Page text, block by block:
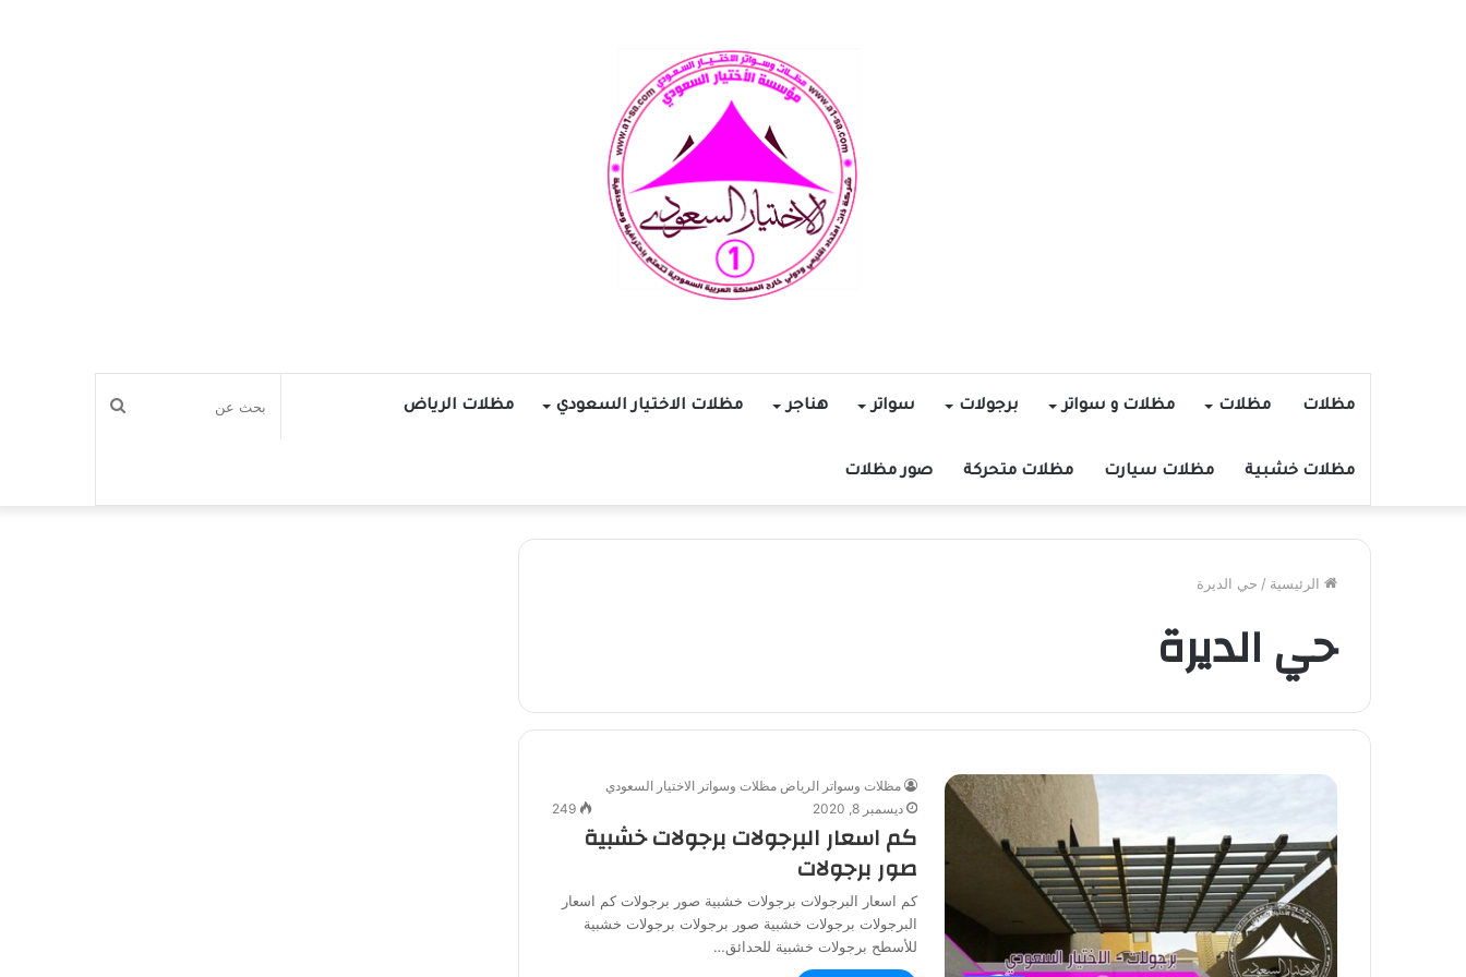
مظلات مظلات مظلات و سواتر برجولات سواتر هناجر مظلات الاختيار السعودي مظلات الرياض
مظلات خشبية مظلات سيارت مظلات متحركة صور مظلات
بحث
الرئيسية / حي الديرة
حي الديرة
مظلات وسواتر الرياض مظلات وسواتر الاختيار السعودي
ديسمبر 8, 2020
249
كم اسعار البرجولات برجولات خشبية
صور برجولات
كم اسعار البرجولات برجولات خشبية صور برجولات كم اسعار
البرجولات برجولات خشبية صور برجولات برجولات خشبية
للأسطح برجولات خشبية للحدائق…